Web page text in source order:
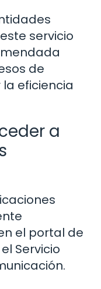
servicio
de
eficiencia
a
el portal de
Servicio